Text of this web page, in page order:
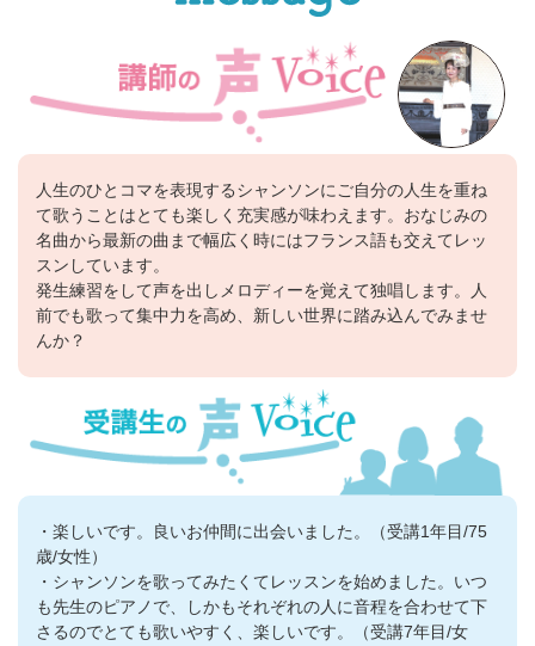
人生のひとコマを表現するシャンソンにご自分の人生を重ね
て歌うことはとても楽しく充実感が味わえます。おなじみの
名曲から最新の曲まで幅広く時にはフランス語も交えてレッ
スンしています。
発生練習をして声を出しメロディーを覚えて独唱します。人
前でも歌って集中力を高め、新しい世界に踏み込んでみませ
んか？
・楽しいです。良いお仲間に出会いました。（受講1年目/75
歳/女性）
・シャンソンを歌ってみたくてレッスンを始めました。いつ
も先生のピアノで、しかもそれぞれの人に音程を合わせて下
さるのでとても歌いやすく、楽しいです。（受講7年目/女